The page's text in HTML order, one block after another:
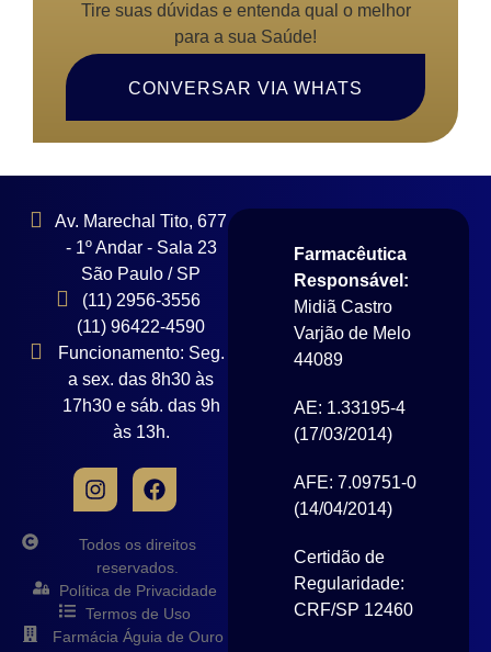
Tire suas dúvidas e entenda qual o melhor
para a sua Saúde!
CONVERSAR VIA WHATS
Av. Marechal Tito, 677
- 1º Andar - Sala 23
São Paulo / SP
(11) 2956-3556
(11) 96422-4590
Funcionamento: Seg.
a sex. das 8h30 às
17h30 e sáb. das 9h
às 13h.
Todos os direitos
reservados.
Política de Privacidade
Termos de Uso
Farmácia Águia de Ouro
Farmacêutica
Responsável:
Midiã Castro
Varjão de Melo
44089
AE: 1.33195-4
(17/03/2014)
AFE: 7.09751-0
(14/04/2014)
Certidão de
Regularidade:
CRF/SP 12460